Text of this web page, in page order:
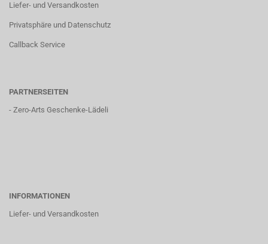
Liefer- und Versandkosten
Privatsphäre und Datenschutz
Callback Service
PARTNERSEITEN
- Zero-Arts Geschenke-Lädeli
INFORMATIONEN
Liefer- und Versandkosten